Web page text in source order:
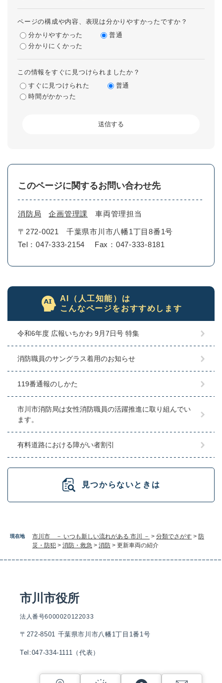
現在地 市川市 － いつも新しい流れがある 市川 － > 分類でさがす > 防
災・防犯 > 消防・救急 > 消防 > 更新車両の紹介
ページの構成や内容、表現は分かりやすかったですか？
分かりやすかった
普通
分かりにくかった
この情報をすぐに見つけられましたか？
すぐに見つけられた
普通
時間がかかった
このページに関するお問い合わせ先
消防局 企画管理課 車両管理担当
〒272-0021
千葉県市川市八幡1丁目8番1号
Tel：047-333-2154
Fax：047-333-8181
AI（人工知能）は
こんなページをおすすめします
令和6年度 広報いちかわ 9月7日号 特集
消防職員のサングラス着用のお知らせ
119番通報のしかた
市川市消防局は女性消防職員の活躍推進に取り組んでい
ます。
有料道路における障がい者割引
見つからないときは
市川市役所
法人番号6000020122033
〒272-8501 千葉県市川市八幡1丁目1番1号
Tel:047-334-1111（代表）